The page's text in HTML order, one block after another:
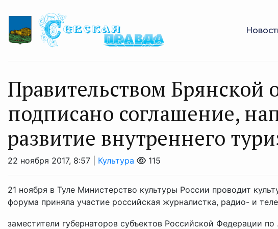
Правительством Брянской
подписано соглашение,
развитие внутреннего
22 ноября 2017, 8:57 | Культура 115
21 ноября в Туле Министерство культуры России проводит
форума приняла участие российская журналистка, радио- и
заместители губернаторов субъектов Российской Федерации по